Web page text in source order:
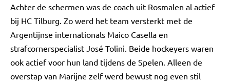
Achter de schermen was de coach uit Rosmalen al actief
bij HC Tilburg. Zo werd het team versterkt met de
Argentijnse internationals Maico Casella en
strafcornerspecialist José Tolini. Beide hockeyers waren
ook actief voor hun land tijdens de Spelen. Alleen de
overstap van Marijne zelf werd bewust nog even stil